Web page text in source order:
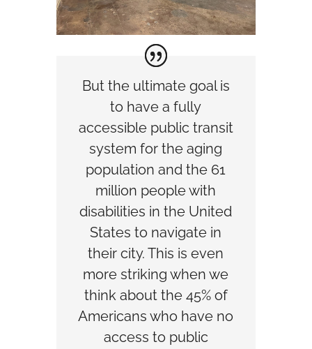
But the ultimate goal is
to have a fully
accessible public transit
system for the aging
population and the 61
million people with
disabilities in the United
States to navigate in
their city. This is even
more striking when we
think about the 45% of
Americans who have no
access to public